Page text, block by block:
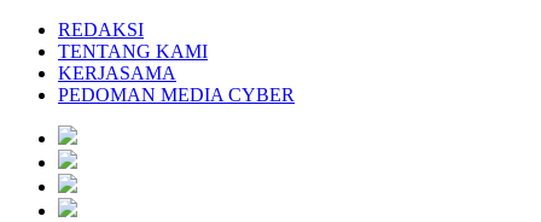
REDAKSI
TENTANG KAMI
KERJASAMA
PEDOMAN MEDIA CYBER